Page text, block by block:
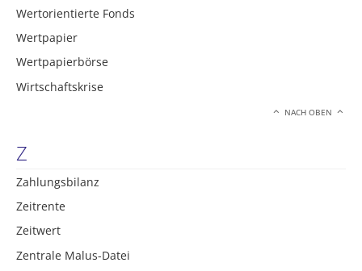
Wertorientierte Fonds
Wertpapier
Wertpapierbörse
Wirtschaftskrise
NACH OBEN
Z
Zahlungsbilanz
Zeitrente
Zeitwert
Zentrale Malus-Datei